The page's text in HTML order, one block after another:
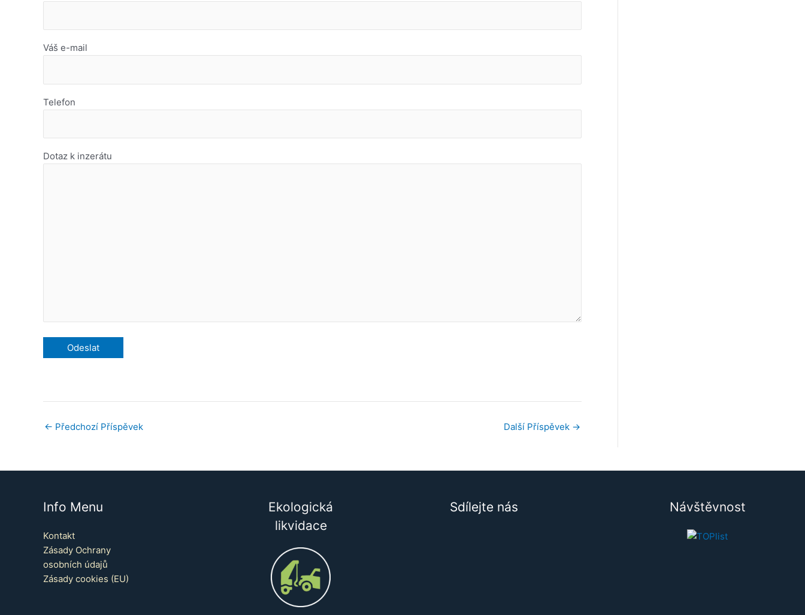
Váš e-mail
Telefon
Dotaz k inzerátu
← Předchozí Příspěvek Další Příspěvek →
Info Menu
Kontakt
Zásady Ochrany
osobních údajů
Zásady cookies (EU)
Ekologická
likvidace
Sdílejte nás Návštěvnost